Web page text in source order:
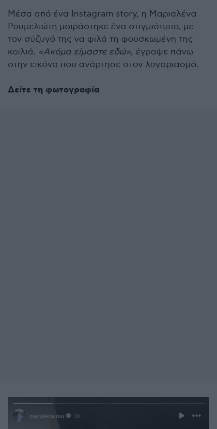
Μέσα από ένα Instagram story, η Μαριαλένα
Ρουμελιώτη μοιράστηκε ένα στιγμιότυπο, με
τον σύζυγό της να φιλά τη φουσκωμένη της
κοιλιά. «Ακόμα είμαστε εδώ», έγραψε πάνω
στην εικόνα που ανάρτησε στον λογαριασμό.
Δείτε τη φωτογραφία